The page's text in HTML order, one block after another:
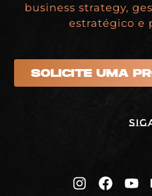
business strategy,
estratégico e
SOLICITE UMA